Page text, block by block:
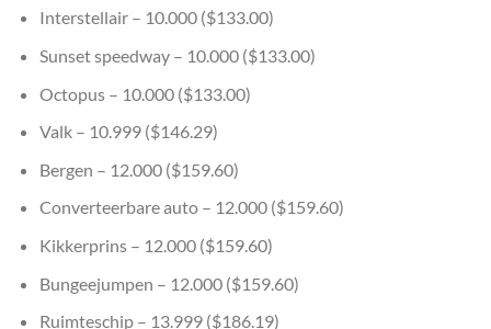
Interstellair – 10.000 ($133.00)
Sunset speedway – 10.000 ($133.00)
Octopus – 10.000 ($133.00)
Valk – 10.999 ($146.29)
Bergen – 12.000 ($159.60)
Converteerbare auto – 12.000 ($159.60)
Kikkerprins – 12.000 ($159.60)
Bungeejumpen – 12.000 ($159.60)
Ruimteschip – 13.999 ($186.19)